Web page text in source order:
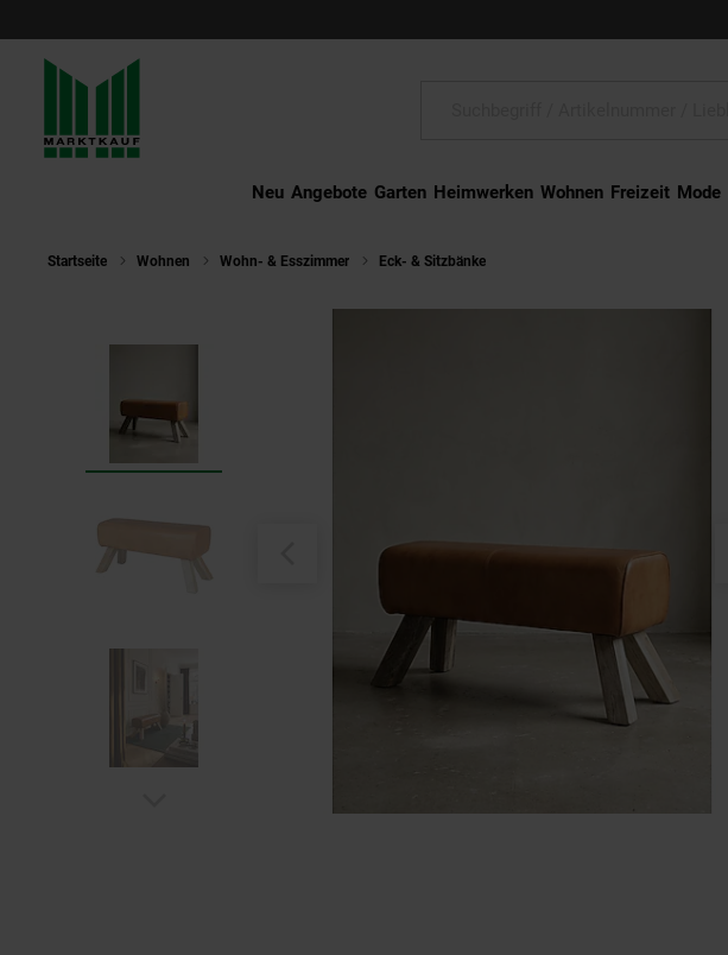
Neu Angebote Garten Heimwerken Wohnen Freizeit Mode
Startseite Wohnen Wohn- & Esszimmer Eck- & Sitzbänke